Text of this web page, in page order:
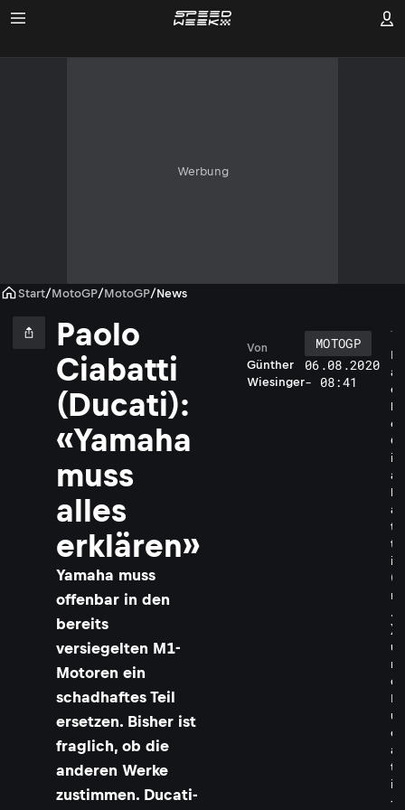
Werbung
Start/MotoGP/MotoGP/News
Paolo
Ciabatti
(Ducati):
«Yamaha
muss
alles
erklären»
Yamaha muss
offenbar in den
bereits
versiegelten M1-
Motoren ein
schadhaftes Teil
ersetzen. Bisher ist
fraglich, ob die
anderen Werke
zustimmen. Ducati-
Günther
Wiesinger
Von
MOTOGP
06.08.2020
- 08:41
P
a
o
l
o
C
i
a
b
a
t
t
i
(
r
.
)
u
n
d
D
u
c
a
t
i
-